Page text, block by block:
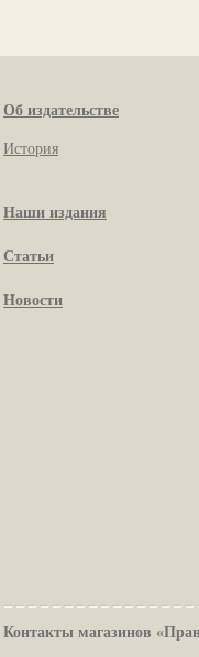
Об издательстве
История
Наши издания
Статьи
Новости
Контакты магазинов